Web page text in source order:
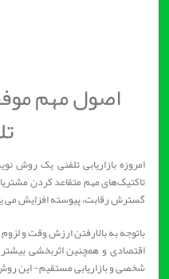
اصول مهم
امروزه بازاریابی تلفنی یک روش
تاكتیک‌های مهم متقاعد كردن
گسترش رقابت، پیوسته افزایش می
باتوجه به بالارفتن ارزش وقت و
اقتصادی و همچنین اثربخشی
شخصی و بازاریابی مستقیم- این روش‌